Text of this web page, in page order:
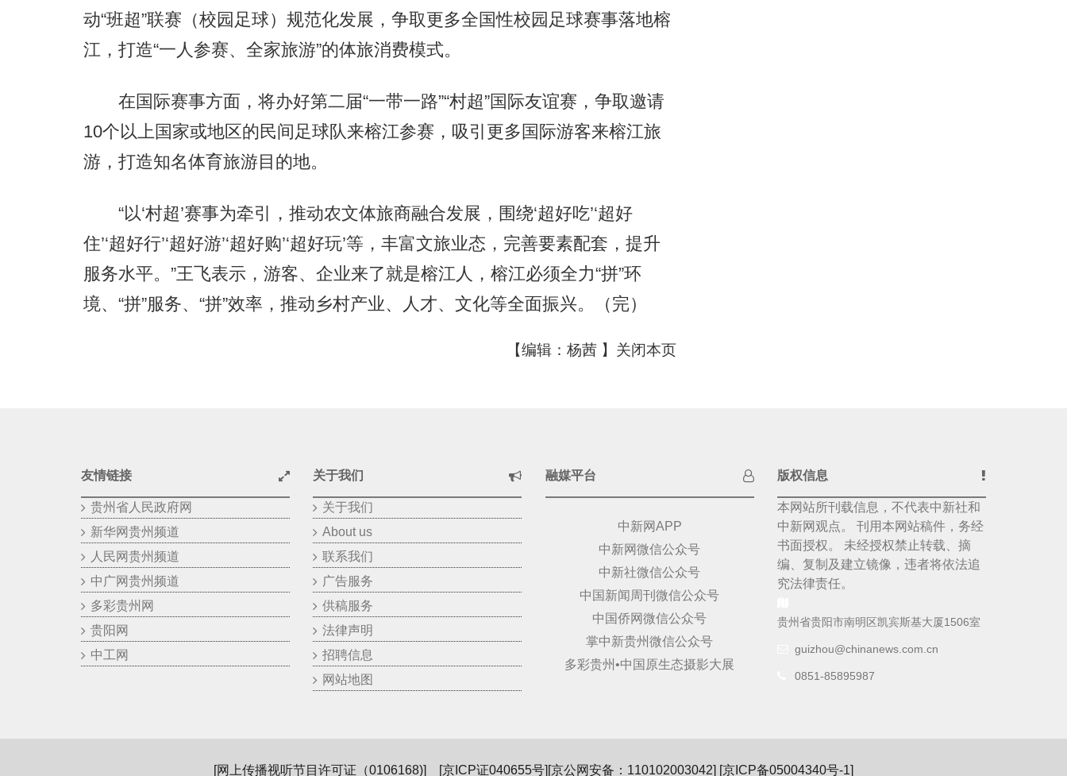
动“班超”联赛（校园足球）规范化发展，争取更多全国性校园足球赛事落地榕
江，打造“一人参赛、全家旅游”的体旅消费模式。
在国际赛事方面，将办好第二届“一带一路”“村超”国际友谊赛，争取邀请
10个以上国家或地区的民间足球队来榕江参赛，吸引更多国际游客来榕江旅
游，打造知名体育旅游目的地。
“以‘村超’赛事为牵引，推动农文体旅商融合发展，围绕‘超好吃’‘超好
住’‘超好行’‘超好游’‘超好购’‘超好玩’等，丰富文旅业态，完善要素配套，提升
服务水平。”王飞表示，游客、企业来了就是榕江人，榕江必须全力“拼”环
境、“拼”服务、“拼”效率，推动乡村产业、人才、文化等全面振兴。（完）
【编辑：杨茜 】 关闭本页
友情链接
贵州省人民政府网
新华网贵州频道
人民网贵州频道
中广网贵州频道
多彩贵州网
贵阳网
中工网
关于我们
关于我们
About us
联系我们
广告服务
供稿服务
法律声明
招聘信息
网站地图
融媒平台
中新网APP
中新网微信公众号
中新社微信公众号
中国新闻周刊微信公众号
中国侨网微信公众号
掌中新贵州微信公众号
多彩贵州•中国原生态摄影大展
版权信息
本网站所刊载信息，不代表中新社和
中新网观点。 刊用本网站稿件，务经
书面授权。 未经授权禁止转载、摘
编、复制及建立镜像，违者将依法追
究法律责任。
贵州省贵阳市南明区凯宾斯基大厦1506室
guizhou@chinanews.com.cn
0851-85895987
[网上传播视听节目许可证（0106168)] [京ICP证040655号][京公网安备：110102003042] [京ICP备05004340号-1]